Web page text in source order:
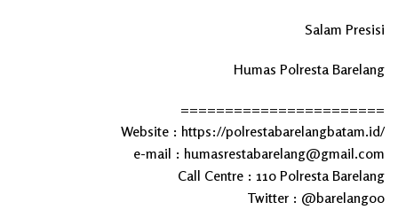
Salam Presisi
Humas Polresta Barelang
=======================
Website : https://polrestabarelangbatam.id/
e-mail : humasrestabarelang@gmail.com
Call Centre : 110 Polresta Barelang
Twitter : @barelang00